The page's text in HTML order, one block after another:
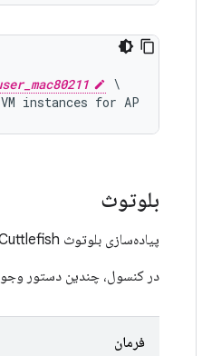
\
بلوتوث
پیاده‌سازی بلوتوث Cuttlefish توسط rootcanal پشتیبانی می‌شود و می‌توان آن را با کنسول خط فرمان رابط کاربری وب کنترل کرد.
در کنسول، چندین دستور
فرمان